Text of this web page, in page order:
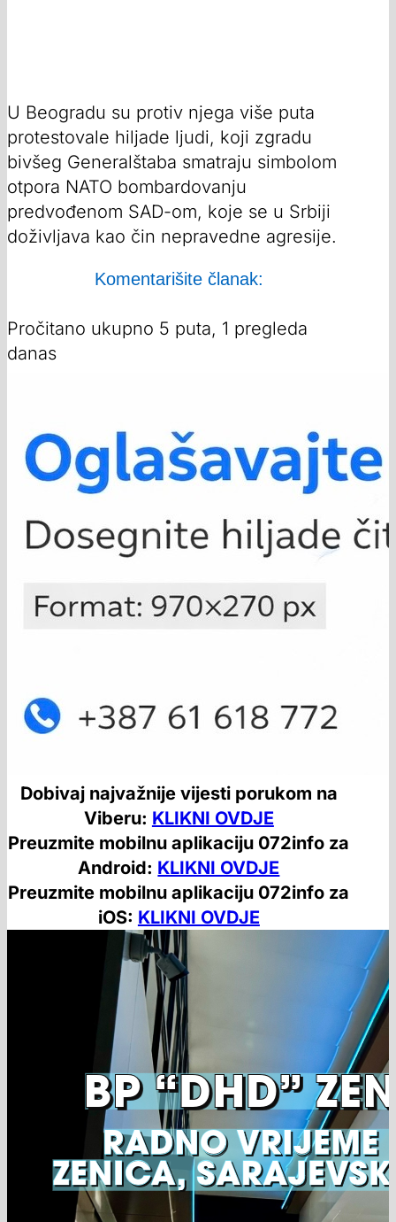
U Beogradu su protiv njega više puta
protestovale hiljade ljudi, koji zgradu
bivšeg Generalštaba smatraju simbolom
otpora NATO bombardovanju
predvođenom SAD-om, koje se u Srbiji
doživljava kao čin nepravedne agresije.
Komentarišite članak:
Pročitano ukupno 5 puta, 1 pregleda
danas
Dobivaj najvažnije vijesti porukom na
Viberu: KLIKNI OVDJE
Preuzmite mobilnu aplikaciju 072info za
Android: KLIKNI OVDJE
Preuzmite mobilnu aplikaciju 072info za
iOS: KLIKNI OVDJE